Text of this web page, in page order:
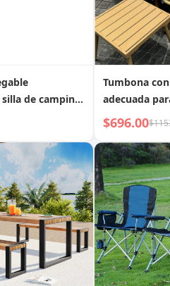
de camping
Tumbona
adecuada
$696.00